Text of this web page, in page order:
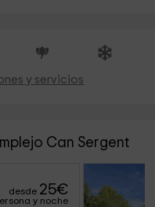
y servicios
Can Sergent
desde 25€
y noche